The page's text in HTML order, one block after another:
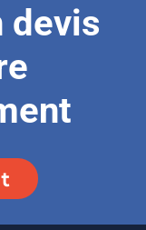
devis